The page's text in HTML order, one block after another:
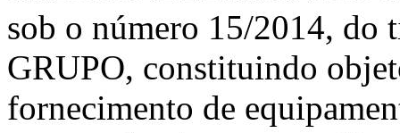
sob o número 15/2014,
GRUPO, constituindo
fornecimento de